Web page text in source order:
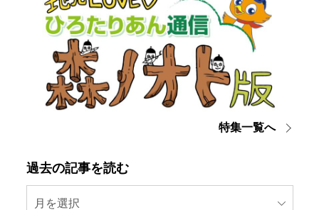
特集一覧へ
過去の記事を読む
月を選択